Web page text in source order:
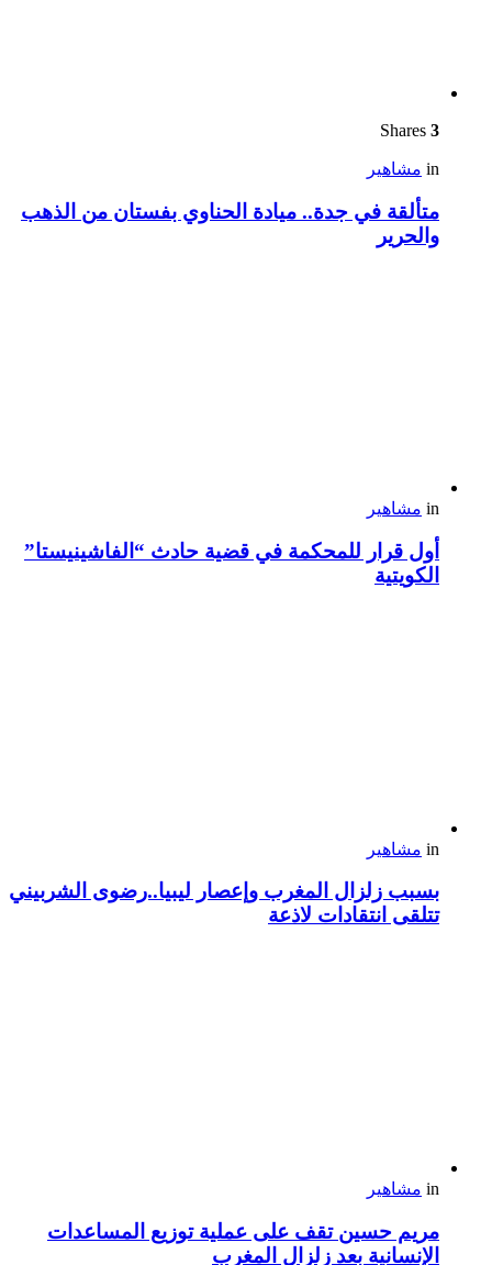
3
in مشاهير
متألقة في جدة.. ميادة الحناوي بفستان من الذهب
والحرير
in مشاهير
أول قرار للمحكمة في قضية حادث “الفاشينيستا”
الكويتية
in مشاهير
بسبب زلزال المغرب وإعصار ليبيا..رضوى الشربيني
تتلقى انتقادات لاذعة
in مشاهير
مريم حسين تقف على عملية توزيع المساعدات
الإنسانية بعد زلزال المغرب